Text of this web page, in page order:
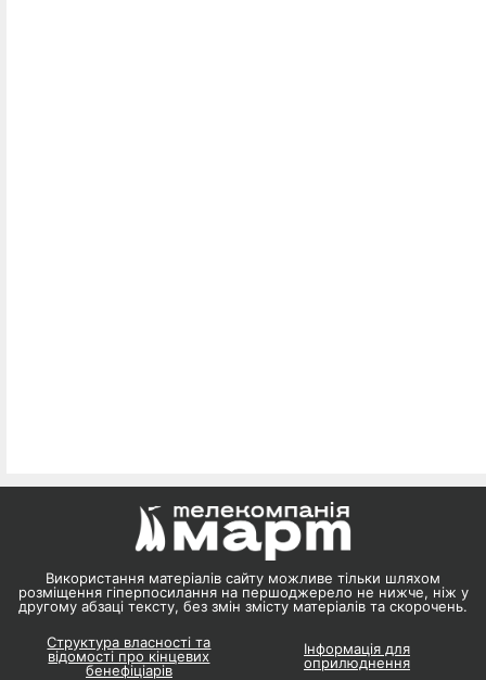
Використання матеріалів сайту можливе тільки шляхом
розміщення гіперпосилання на першоджерело не нижче, ніж у
другому абзаці тексту, без змін змісту матеріалів та скорочень.
Структура власності та
відомості про кінцевих
бенефіціарів
Інформація для
оприлюднення